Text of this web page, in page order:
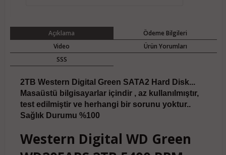
Açıklama
Ödeme Bilgileri
Video
Ürün Yorumları
SSS
2TB Western Digital Green SATA2 Hard Disk...
Masaüstü bilgisayarlar içindir , az kullanılmıştır,
test edilmiştir ve herhangi bir sorunu yoktur..
Sağlık Durumu %100
Western Digital WD Green